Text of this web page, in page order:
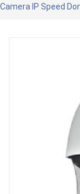
Camera IP Speed